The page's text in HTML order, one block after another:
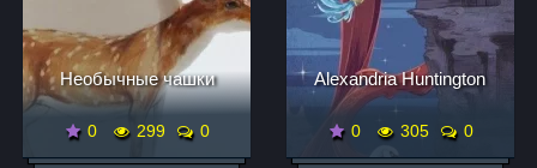
Необычные чашки
0 299 0
Alexandria Huntington
0 305 0